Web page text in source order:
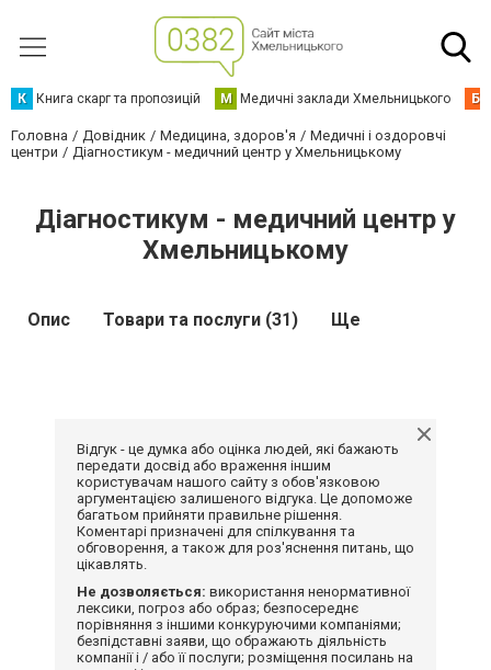
К Книга скарг та пропозицій М Медичні заклади Хмельницького Б
Головна Довідник Медицина, здоров'я
Медичні і оздоровчі
центри
Діагностикум - медичний центр у Хмельницькому
Діагностикум - медичний центр у
Хмельницькому
Опис Товари та послуги (31) Ще
Відгук - це думка або оцінка людей, які бажають
передати досвід або враження іншим
користувачам нашого сайту з обов'язковою
аргументацією залишеного відгука. Це допоможе
багатьом прийняти правильне рішення.
Коментарі призначені для спілкування та
обговорення, а також для роз'яснення питань, що
цікавлять.
Не дозволяється: використання ненормативної
лексики, погроз або образ; безпосереднє
порівняння з іншими конкуруючими компаніями;
безпідставні заяви, що ображають діяльність
компанії і / або її послуги; розміщення посилань на